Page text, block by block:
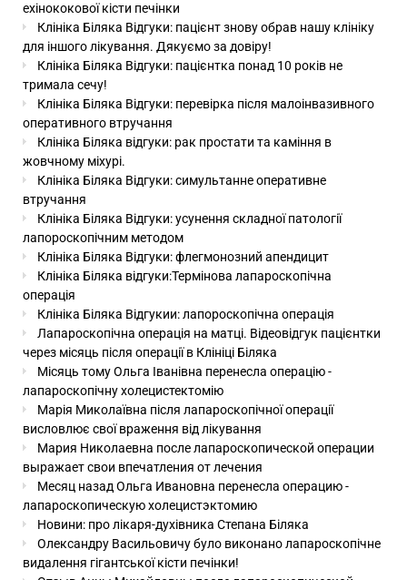
ехінококової кісти печінки
Клініка Біляка Відгуки: пацієнт знову обрав нашу клініку
для іншого лікування. Дякуємо за довіру!
Клініка Біляка Відгуки: пацієнтка понад 10 років не
тримала сечу!
Клініка Біляка Відгуки: перевірка після малоінвазивного
оперативного втручання
Клініка Біляка відгуки: рак простати та каміння в
жовчному міхурі.
Клініка Біляка Відгуки: симультанне оперативне
втручання
Клініка Біляка Відгуки: усунення складної патології
лапороскопічним методом
Клініка Біляка Відгуки: флегмонозний апендицит
Клініка Біляка відгуки:Термінова лапароскопічна
операція
Клініка Біляка Відгукии: лапороскопічна операція
Лапароскопічна операція на матці. Відеовідгук пацієнтки
через місяць після операції в Клініці Біляка
Місяць тому Ольга Іванівна перенесла операцію -
лапароскопічну холецистектомію
Марія Миколаївна після лапароскопічної операції
висловлює свої враження від лікування
Мария Николаевна после лапароскопической операции
выражает свои впечатления от лечения
Месяц назад Ольга Ивановна перенесла операцию -
лапароскопическую холецистэктомию
Новини: про лікаря-духівника Степана Біляка
Олександру Васильовичу було виконано лапароскопічне
видалення гігантської кісти печінки!